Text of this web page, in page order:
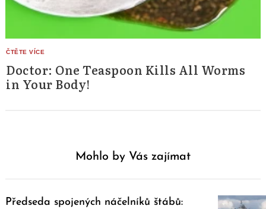
Doctor: One Teaspoon Kills All Worms
in Your Body!
Mohlo by Vás zajímat
Předseda spojených náčelníků štábů: